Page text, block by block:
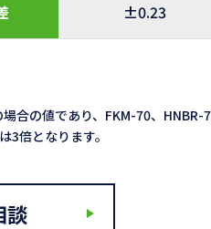
±0.23
合の値であり、FKM-70、HNBR-
3倍となります。
談